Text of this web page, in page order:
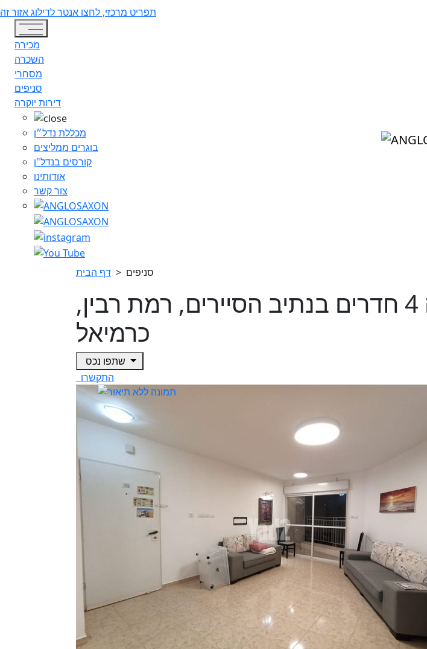
תפריט מרכזי, לחצו אנטר לדילוג אזור זה
Toggle navigation
מכירה
השכרה
מסחרי
סניפים
דירות יוקרה
מכללת נדל״ן
בוגרים ממליצים
קורסים בנדל"ן
אודותינו
צור קשר
דף הבית > סניפים
דירה 4 חדרים בנתיב הסיירים, רמת רבין,
כרמיאל
התקשרו